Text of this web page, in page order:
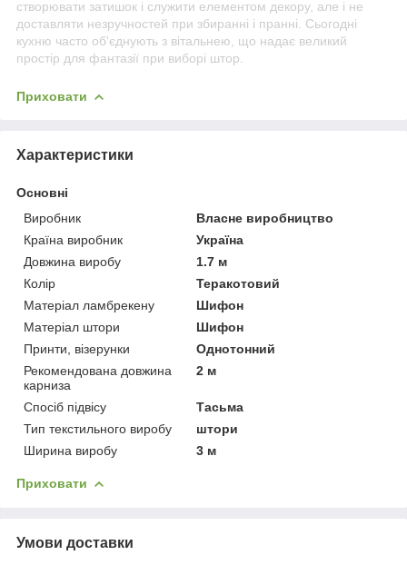
створювати затишок і служити елементом декору, але і не
доставляти незручностей при збиранні і пранні. Сьогодні
кухню часто об'єднують з вітальнею, що надає великий
простір для фантазії при виборі штор.
Приховати
Характеристики
Основні
Виробник
Власне виробництво
Країна виробник
Україна
Довжина виробу
1.7 м
Колір
Теракотовий
Матеріал ламбрекену
Шифон
Матеріал штори
Шифон
Принти, візерунки
Однотонний
Рекомендована довжина
карниза
2 м
Спосіб підвісу
Тасьма
Тип текстильного виробу
штори
Ширина виробу
3 м
Приховати
Умови доставки